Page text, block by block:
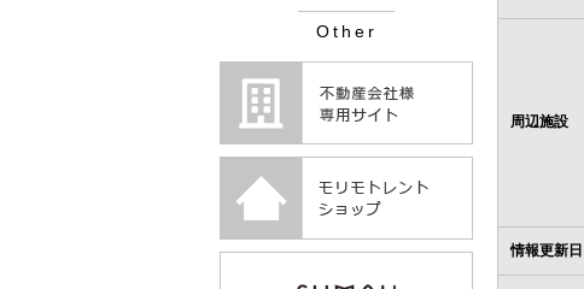
周辺施設
情報更新日
Other